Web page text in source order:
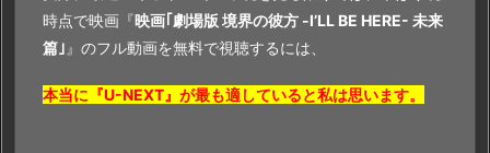
時点で映画『映画｢劇場版 境界の彼方 -I’LL BE HERE- 未来
篇｣ 』のフル動画を無料で視聴するには、
本当に『U-NEXT』が最も適していると私は思います。